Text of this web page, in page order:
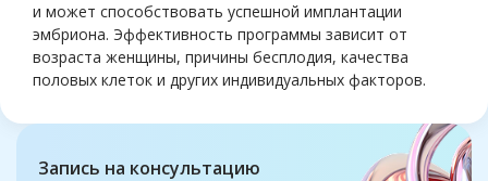
и может способствовать успешной имплантации
эмбриона. Эффективность программы зависит от
возраста женщины, причины бесплодия, качества
половых клеток и других индивидуальных факторов.
Запись на консультацию